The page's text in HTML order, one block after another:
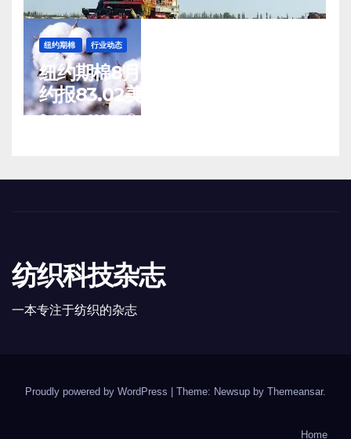
纽约期棉 行业动态
纽约期棉8月5日(周三)收涨12月合
约报83.02美分/磅
8 月 6, 2026 TENG
纺织科技杂志
一本专注于纺织的杂志
Proudly powered by WordPress Theme: Newsup by Themeansar.
Home